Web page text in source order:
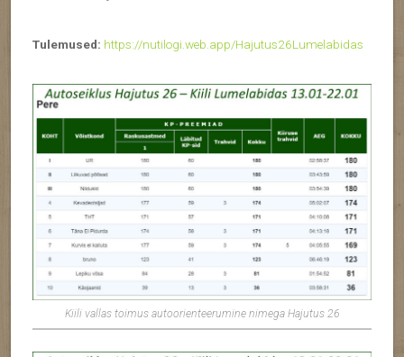
Tulemused: https://nutilogi.web.app/Hajutus26Lumelabidas
Kiili vallas toimus autoorienteerumine nimega Hajutus 26